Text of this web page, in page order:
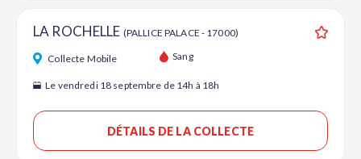
LA ROCHELLE (PALLICE PALACE - 17000)
Collecte Mobile Sang
Le vendredi 18 septembre de 14h à 18h
DÉTAILS DE LA COLLECTE